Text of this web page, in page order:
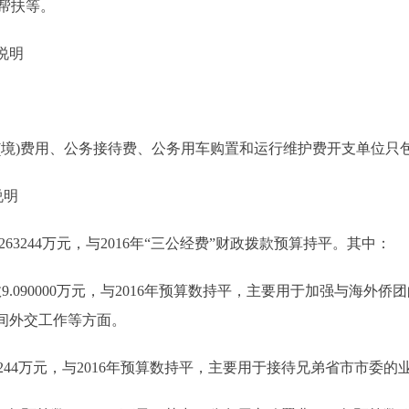
扶等。
明
用、公务接待费、公务用车购置和运行维护费开支单位只
万元，与2016年“三公经费”财政拨款预算持平。其中：
万元，与2016年预算数持平，主要用于加强与海外侨
交工作等方面。
元，与2016年预算数持平，主要用于接待兄弟省市市委的